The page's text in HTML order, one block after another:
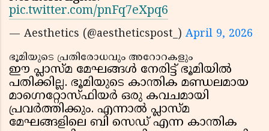
pic.twitter.com/pnFq7eXpq6
— Aesthetics (@aestheticspost_) April 9, 2026
ഭൂമിയുടെ പ്രതിരോധവും അറോറകളും
ഈ പ്ലാസ്മ മേഘങ്ങൾ നേരിട്ട് ഭൂമിയിൽ
പതിക്കില്ല. ഭൂമിയുടെ കാന്തിക മണ്ഡലമായ
മാഗ്നെറ്റോസ്ഫിയർ ഒരു കവചമായി
പ്രവർത്തിക്കും. എന്നാൽ പ്ലാസ്മ
മേഘങ്ങളിലെ ബി സെഡ് എന്ന കാന്തിക